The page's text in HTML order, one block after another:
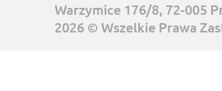
Warzymice 176/8, 72-005
2026 © Wszelkie Prawa